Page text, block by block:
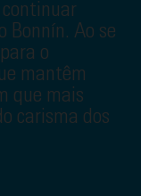
Bonnín. Ao se
o
mantêm
que mais
carisma dos